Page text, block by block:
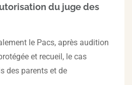
du juge des
le Pacs, après audition
et recueil, le cas
des parents et de